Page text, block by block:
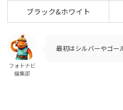
ブラック&ホワイト
フォトナビ
編集部
最初はシルバーやゴー